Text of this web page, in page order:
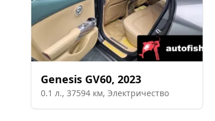
Genesis GV60, 2023
0.1 л., 37594 км, Электричество